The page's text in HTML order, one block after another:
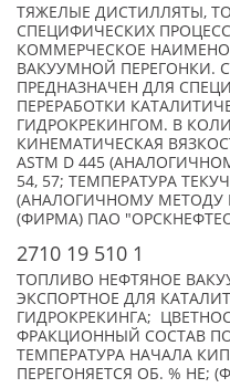
ТЯЖЕЛЫЕ ДИСТИЛЛЯТЫ,
СПЕЦИФИЧЕСКИХ
КОММЕРЧЕСКОЕ
ВАКУУМНОЙ ПЕРЕГОНКИ.
ПРЕДНАЗНАЧЕН ДЛЯ
ПЕРЕРАБОТКИ
ГИДРОКРЕКИНГОМ. В
КИНЕМАТИЧЕСКАЯ
ASTM D 445
54, 57; ТЕМПЕРАТУРА
(АНАЛОГИЧНОМУ МЕТОДУ
(ФИРМА) ПАО
2710 19 510 1
ТОПЛИВО НЕФТЯНОЕ
ЭКСПОРТНОЕ ДЛЯ
ГИДРОКРЕКИНГА;
ФРАКЦИОННЫЙ СОСТАВ ПО
ТЕМПЕРАТУРА НАЧАЛА
ПЕРЕГОНЯЕТСЯ ОБ. % НЕ;